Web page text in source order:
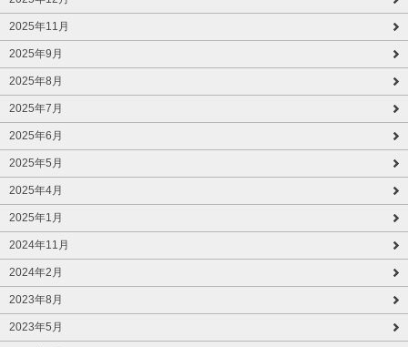
2025年11月
2025年9月
2025年8月
2025年7月
2025年6月
2025年5月
2025年4月
2025年1月
2024年11月
2024年2月
2023年8月
2023年5月